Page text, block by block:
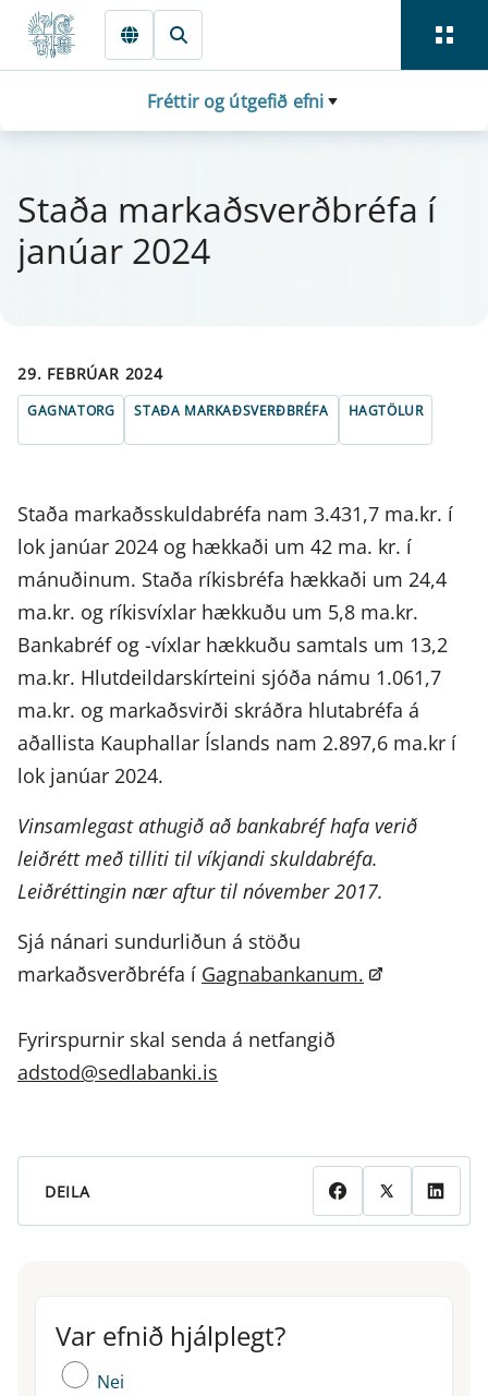
Fara beint í Meginmál
Fréttir og útgefið efni
Staða markaðsverðbréfa í
janú­ar 2024
29. FEBRÚAR 2024
GAGNATORG STAÐA MARKAÐSVERÐBRÉFA HAGTÖLUR
Staða markaðsskuldabréfa nam 3.431,7 ma.kr. í
lok janúar 2024 og hækkaði um 42 ma. kr. í
mánuðinum. Staða ríkisbréfa hækkaði um 24,4
ma.kr. og ríkisvíxlar hækkuðu um 5,8 ma.kr.
Bankabréf og -víxlar hækkuðu samtals um 13,2
ma.kr. Hlutdeildarskírteini sjóða námu 1.061,7
ma.kr. og markaðsvirði skráðra hlutabréfa á
aðallista Kauphallar Íslands nam 2.897,6 ma.kr í
lok janúar 2024.
Vinsamlegast athugið að bankabréf hafa verið
leiðrétt með tilliti til víkjandi skuldabréfa.
Leiðréttingin nær aftur til nóvember 2017.
Sjá nánari sundurliðun á stöðu
markaðsverðbréfa í Gagnabankanum.
Fyrirspurnir skal senda á netfangið
adstod@sedlabanki.is
DEILA
Var efnið hjálplegt?
Var efnið hjálplegt?
Nei